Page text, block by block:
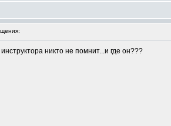
никто не помнит...и где он???